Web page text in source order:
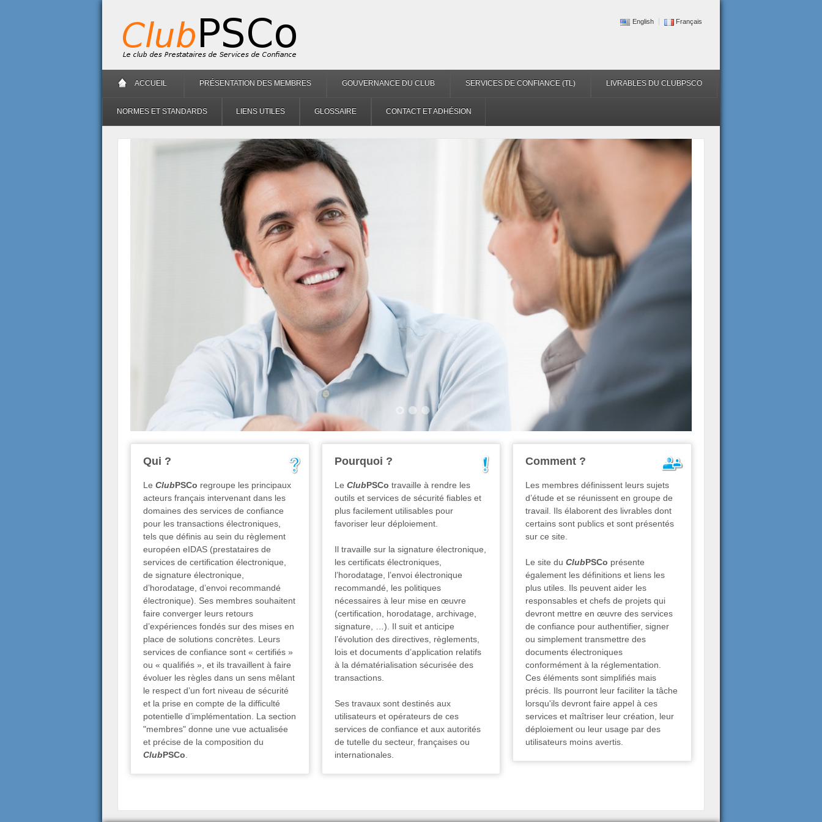
English Français
ACCUEIL PRÉSENTATION DES MEMBRES GOUVERNANCE DU CLUB SERVICES DE CONFIANCE (TL) LIVRABLES DU CLUBPSCO
NORMES ET STANDARDS LIENS UTILES GLOSSAIRE CONTACT ET ADHÉSION
Qui ?
Le ClubPSCo regroupe les principaux
acteurs français intervenant dans les
domaines des services de confiance
pour les transactions électroniques,
tels que définis au sein du règlement
européen eIDAS (prestataires de
services de certification électronique,
de signature électronique,
d’horodatage, d’envoi recommandé
électronique). Ses membres souhaitent
faire converger leurs retours
d’expériences fondés sur des mises en
place de solutions concrètes. Leurs
services de confiance sont « certifiés »
ou « qualifiés », et ils travaillent à faire
évoluer les règles dans un sens mêlant
le respect d’un fort niveau de sécurité
et la prise en compte de la difficulté
potentielle d’implémentation. La section
"membres" donne une vue actualisée
et précise de la composition du
ClubPSCo
Pourquoi ?
Le ClubPSCo travaille à rendre les
outils et services de sécurité fiables et
plus facilement utilisables pour
favoriser leur déploiement.
Il travaille sur la signature électronique,
les certificats électroniques,
l’horodatage, l’envoi électronique
recommandé, les politiques
nécessaires à leur mise en œuvre
(certification, horodatage, archivage,
signature, …). Il suit et anticipe
l’évolution des directives, règlements,
lois et documents d’application relatifs
à la dématérialisation sécurisée des
transactions.
Ses travaux sont destinés aux
utilisateurs et opérateurs de ces
services de confiance et aux autorités
de tutelle du secteur, françaises ou
internationales.
Comment ?
Les membres définissent leurs sujets
d’étude et se réunissent en groupe de
travail. Ils élaborent des livrables dont
certains sont publics et sont présentés
sur ce site.
Le site du ClubPSCo présente
également les définitions et liens les
plus utiles. Ils peuvent aider les
responsables et chefs de projets qui
devront mettre en œuvre des services
de confiance pour authentifier, signer
ou simplement transmettre des
documents électroniques
conformément à la réglementation.
Ces éléments sont simplifiés mais
précis. Ils pourront leur faciliter la tâche
lorsqu'ils devront faire appel à ces
services et maîtriser leur création, leur
déploiement ou leur usage par des
utilisateurs moins avertis.